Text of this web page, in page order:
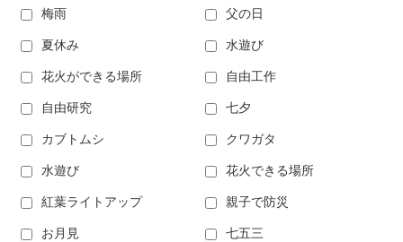
梅雨 父の日
夏休み 水遊び
花火ができる場所 自由工作
自由研究 七夕
カブトムシ クワガタ
水遊び 花火できる場所
紅葉ライトアップ 親子で防災
お月見 七五三